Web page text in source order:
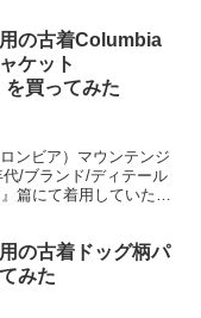
の古着Columbia
ケット
を買ってみた
ンビア）マウンテンジ
/ブランド/ディテール
篇にて着用していたア
の古着ドッグ柄パ
みた